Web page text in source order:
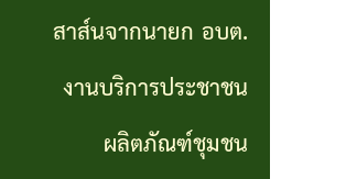
นายก
อบต.
งาน
สาส์นจากนายก อบต.
งานบริการประชาชน
ผลิตภัณฑ์ชุมชน